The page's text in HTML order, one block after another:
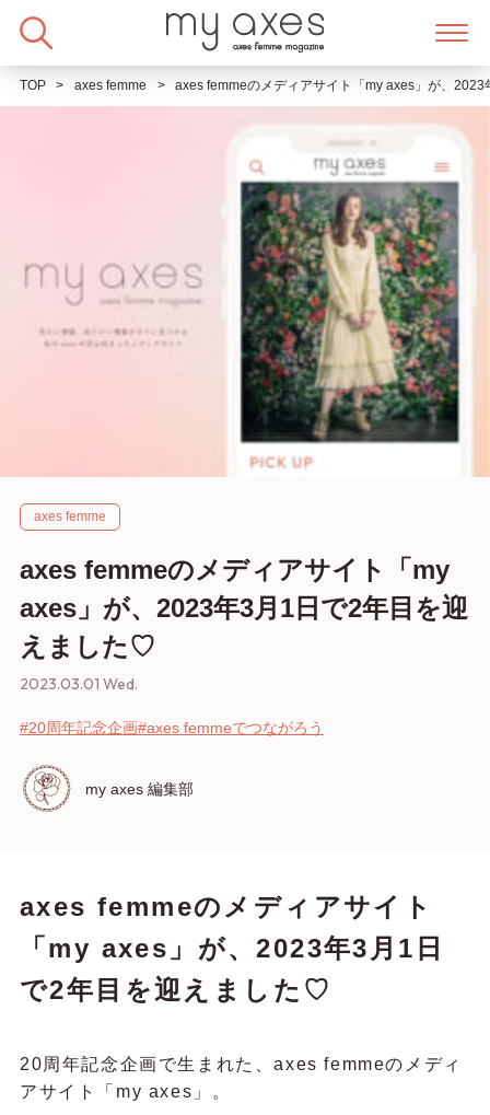
TOP axes femme axes femmeのメディアサイト「my axes」が、
axes femme
axes femmeのメディアサイト「my
axes」が、2023年3月1日で2年目を迎
えました♡
2023.03.01 Wed.
#20周年記念企画#axes femmeでつながろう
my axes 編集部
axes femmeのメディアサイト
「my axes」が、2023年3月1日
で2年目を迎えました♡
20周年記念企画で生まれた、axes femmeのメディ
アサイト「my axes」。